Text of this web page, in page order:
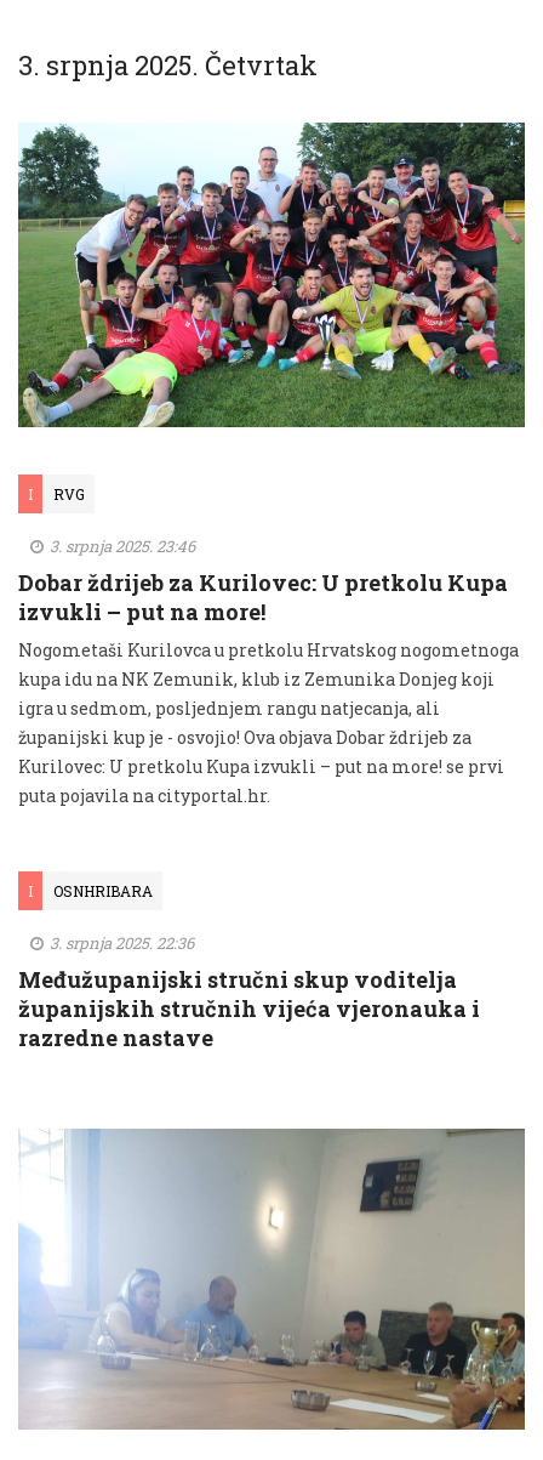
3. srpnja 2025. Četvrtak
I RVG
3. srpnja 2025. 23:46
Dobar ždrijeb za Kurilovec: U pretkolu Kupa
izvukli – put na more!
Nogometaši Kurilovca u pretkolu Hrvatskog nogometnoga
kupa idu na NK Zemunik, klub iz Zemunika Donjeg koji
igra u sedmom, posljednjem rangu natjecanja, ali
županijski kup je - osvojio! Ova objava Dobar ždrijeb za
Kurilovec: U pretkolu Kupa izvukli – put na more! se prvi
puta pojavila na cityportal.hr.
I OSNHRIBARA
3. srpnja 2025. 22:36
Međužupanijski stručni skup voditelja
županijskih stručnih vijeća vjeronauka i
razredne nastave